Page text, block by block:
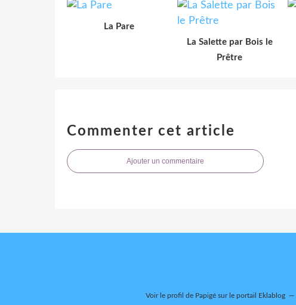
La Pare
La Salette par Bois le
Prêtre
Commenter cet article
Ajouter un commentaire
Voir le profil de Papigésur le portail Eklablog